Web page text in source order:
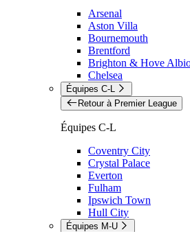
Arsenal
Aston Villa
Bournemouth
Brentford
Brighton & Hove
Chelsea
Équipes C-L
Retour à Premier League
Équipes C-L
Coventry City
Crystal Palace
Everton
Fulham
Ipswich Town
Hull City
Équipes M-U